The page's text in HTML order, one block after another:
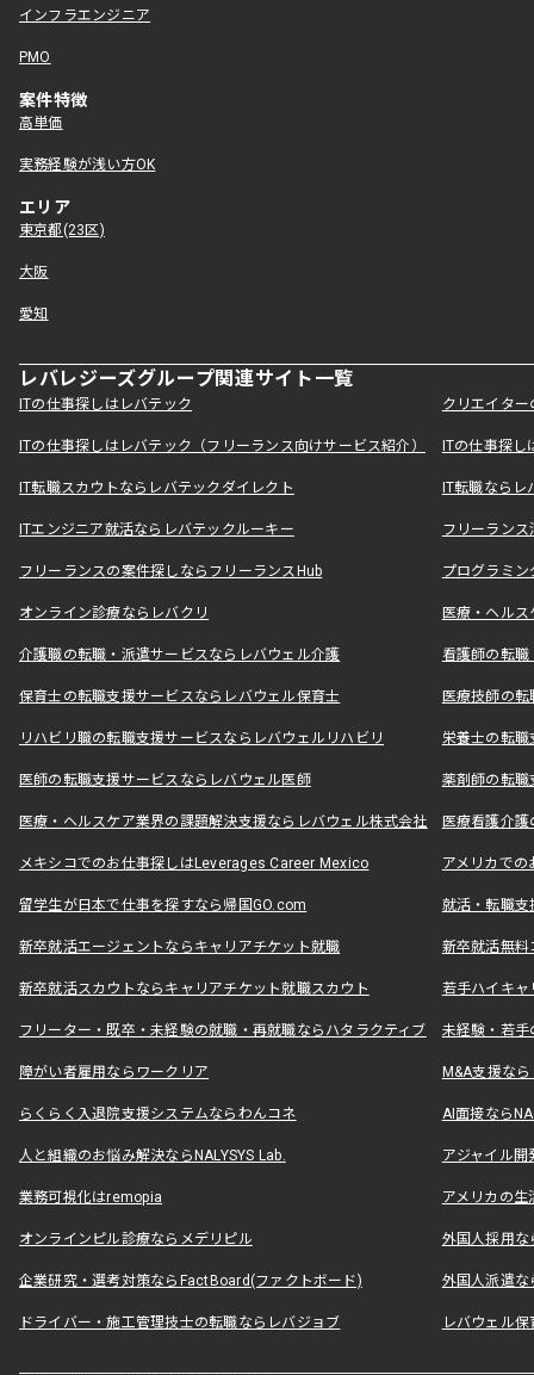
インフラエンジニア
PMO
案件特徴
高単価
実務経験が浅い方OK
エリア
東京都(23区)
大阪
愛知
レバレジーズグループ関連サイト一覧
ITの仕事探しはレバテック クリエイタ
ITの仕事探しはレバテック（フリーランス向けサービス紹介） ITの仕事探
IT転職スカウトならレバテックダイレクト IT転職なら
ITエンジニア就活ならレバテックルーキー フリーラン
フリーランスの案件探しならフリーランスHub プログラミ
オンライン診療ならレバクリ 医療・ヘル
介護職の転職・派遣サービスならレバウェル介護 看護師の転
保育士の転職支援サービスならレバウェル保育士 医療技師の
リハビリ職の転職支援サービスならレバウェルリハビリ 栄養士の転
医師の転職支援サービスならレバウェル医師 薬剤師の転
医療・ヘルスケア業界の課題解決支援ならレバウェル株式会社 医療看護介
メキシコでのお仕事探しはLeverages Career Mexico アメリカで
留学生が日本で仕事を探すなら帰国GO.com 就活・転職
新卒就活エージェントならキャリアチケット就職 新卒就活無料
新卒就活スカウトならキャリアチケット就職スカウト 若手ハイキ
フリーター・既卒・未経験の就職・再就職ならハタラクティブ 未経験・若手
障がい者雇用ならワークリア M&A支援な
らくらく入退院支援システムならわんコネ AI面接なら
人と組織のお悩み解決ならNALYSYS Lab. アジャイル
業務可視化はremopia アメリカの
オンラインピル診療ならメデリピル 外国人採用
企業研究・選考対策ならFactBoard(ファクトボード) 外国人派遣な
ドライバー・施工管理技士の転職ならレバジョブ レバウェル